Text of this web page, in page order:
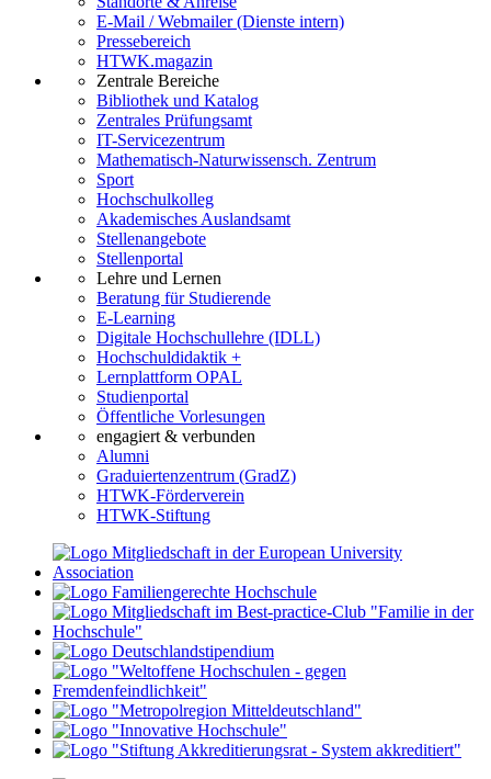
E-Mail / Webmailer (Dienste intern)
Pressebereich
HTWK.magazin
Zentrale Bereiche
Bibliothek und Katalog
Zentrales Prüfungsamt
IT-Servicezentrum
Mathematisch-Naturwissensch. Zentrum
Sport
Hochschulkolleg
Akademisches Auslandsamt
Stellenangebote
Stellenportal
Lehre und Lernen
Beratung für Studierende
E-Learning
Digitale Hochschullehre (IDLL)
Hochschuldidaktik +
Lernplattform OPAL
Studienportal
Öffentliche Vorlesungen
engagiert & verbunden
Alumni
Graduiertenzentrum (GradZ)
HTWK-Förderverein
HTWK-Stiftung